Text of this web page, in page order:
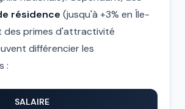
résidence (jusqu'à +3% en Île-
des primes d'attractivité
différencier les
:
SALAIRE